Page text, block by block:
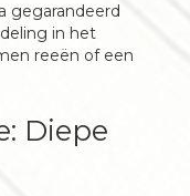
gegarandeerd
in het
reeën of een
Diepe